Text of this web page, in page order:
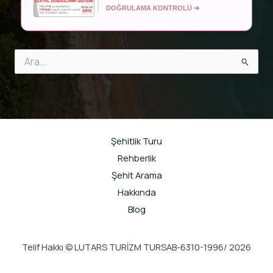
DOĞRULAMA KONTROLÜ ➔
for:
Şehitlik Turu
Rehberlik
Şehit Arama
Hakkında
Blog
Telif Hakkı © LUTARS TURİZM TURSAB-6310-1996/ 2026